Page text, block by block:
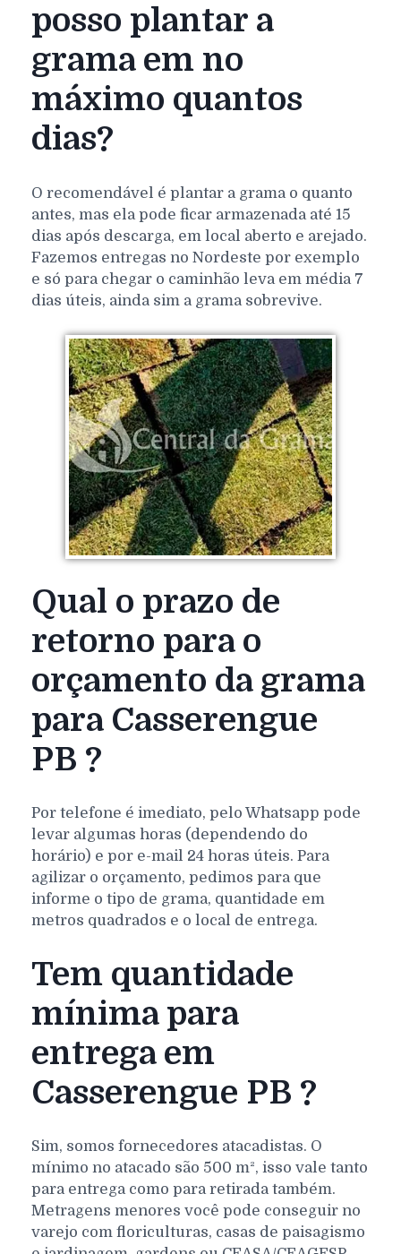
posso plantar a
grama em no
máximo quantos
dias?
O recomendável é plantar a grama o quanto
antes, mas ela pode ficar armazenada até 15
dias após descarga, em local aberto e arejado.
Fazemos entregas no Nordeste por exemplo
e só para chegar o caminhão leva em média 7
dias úteis, ainda sim a grama sobrevive.
Qual o prazo de
retorno para o
orçamento da grama
para Casserengue
PB ?
Por telefone é imediato, pelo Whatsapp pode
levar algumas horas (dependendo do
horário) e por e-mail 24 horas úteis. Para
agilizar o orçamento, pedimos para que
informe o tipo de grama, quantidade em
metros quadrados e o local de entrega.
Tem quantidade
mínima para
entrega em
Casserengue PB ?
Sim, somos fornecedores atacadistas. O
mínimo no atacado são 500 m², isso vale tanto
para entrega como para retirada também.
Metragens menores você pode conseguir no
varejo com floriculturas, casas de paisagismo